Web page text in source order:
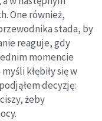
One również,
stada, by
reaguje, gdy
momencie
kłębiły się w
de­cyzję:
żeby